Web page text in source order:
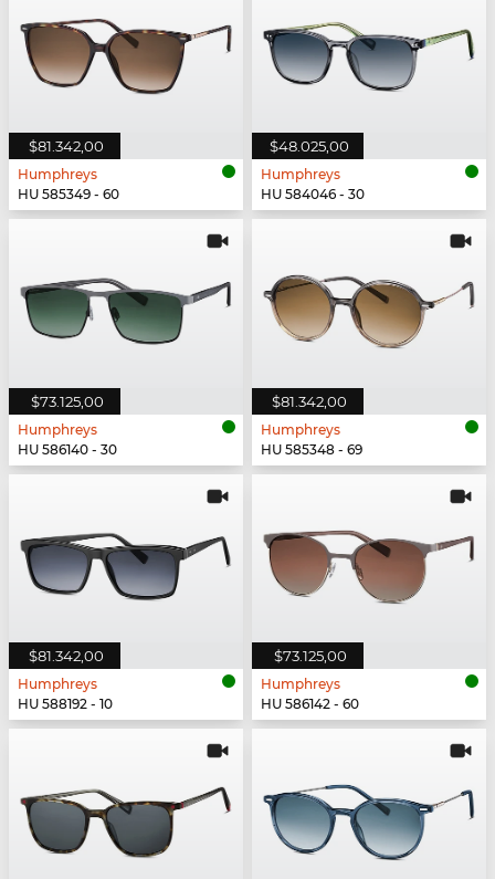
$81.342,00
Humphreys
HU 585349 - 60
$48.025,00
Humphreys
HU 584046 - 30
$73.125,00
Humphreys
HU 586140 - 30
$81.342,00
Humphreys
HU 585348 - 69
$81.342,00
Humphreys
HU 588192 - 10
$73.125,00
Humphreys
HU 586142 - 60